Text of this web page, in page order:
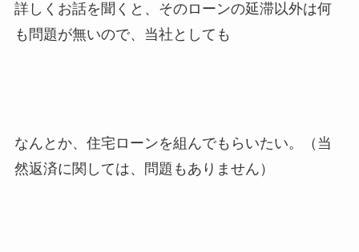
詳しくお話を聞くと、そのローンの延滞以外は何
も問題が無いので、当社としても
なんとか、住宅ローンを組んでもらいたい。（当
然返済に関しては、問題もありません）